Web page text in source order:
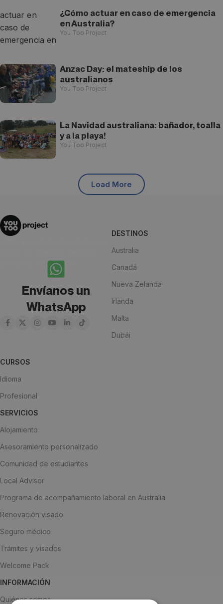
¿Cómo actuar en caso de emergencia
en Australia?
You Too Project
Anzac Day: el mateship de los
australianos
You Too Project
La Navidad australiana: bañador, toalla
y a la playa!
You Too Project
Load More
¡Anímate y escríbenos!
Envíanos un
WhatsApp
DESTINOS
Australia
Canadá
Nueva Zelanda
Irlanda
Malta
Dubái
CURSOS
Idioma
Profesional
SERVICIOS
Alojamiento
Asesoramiento personalizado
Comunidad de estudiantes
Local Advisor
Programa de acompañamiento laboral en Australia
Renovación visado
Seguro médico
Trámites y visados
Welcome Pack
INFORMACIÓN
Quiénes somos